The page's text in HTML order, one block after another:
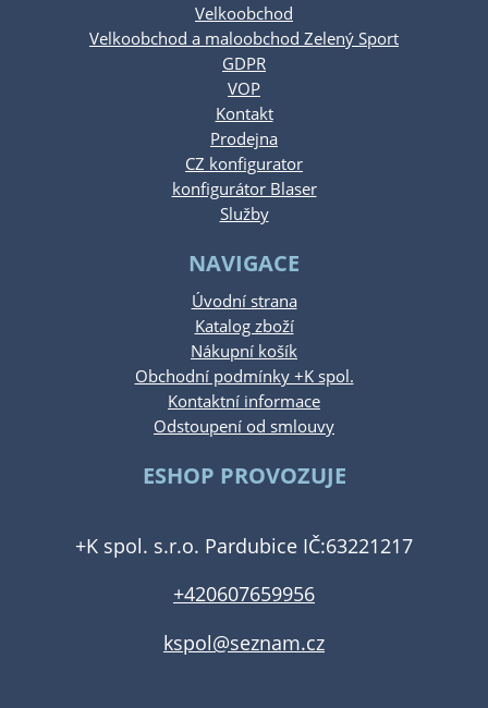
Velkoobchod
Velkoobchod a maloobchod Zelený Sport
GDPR
VOP
Kontakt
Prodejna
CZ konfigurator
konfigurátor Blaser
Služby
NAVIGACE
Úvodní strana
Katalog zboží
Nákupní košík
Obchodní podmínky +K spol.
Kontaktní informace
Odstoupení od smlouvy
ESHOP PROVOZUJE
+K spol. s.r.o. Pardubice IČ:63221217
+420607659956
kspol@seznam.cz